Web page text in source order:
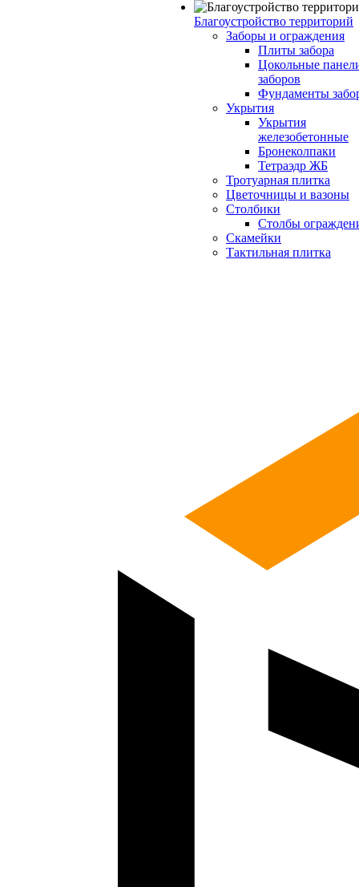
Благоустройство территорий
Заборы и ограждения
Плиты забора
Цокольные
заборов
Фундаменты
Укрытия
Укрытия
железобетонные
Бронеколпаки
Тетраэдр ЖБ
Тротуарная плитка
Цветочницы и вазоны
Столбики
Столбы
Скамейки
Тактильная плитка